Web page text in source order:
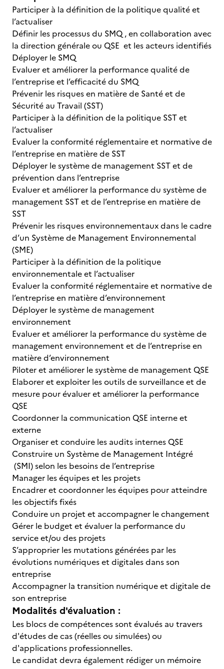
Participer à la définition de la politique qualité et
l’actualiser
Définir les processus du SMQ , en collaboration avec
la direction générale ou QSE et les acteurs identifiés
Déployer le SMQ
Evaluer et améliorer la performance qualité de
l’entreprise et l’efficacité du SMQ
Prévenir les risques en matière de Santé et de
Sécurité au Travail (SST)
Participer à la définition de la politique SST et
l’actualiser
Evaluer la conformité réglementaire et normative de
l’entreprise en matière de SST
Déployer le système de management SST et de
prévention dans l’entreprise
Evaluer et améliorer la performance du système de
management SST et de l’entreprise en matière de
SST
Prévenir les risques environnementaux dans le cadre
d’un Système de Management Environnemental
(SME)
Participer à la définition de la politique
environnementale et l’actualiser
Evaluer la conformité réglementaire et normative de
l’entreprise en matière d’environnement
Déployer le système de management
environnement
Evaluer et améliorer la performance du système de
management environnement et de l’entreprise en
matière d’environnement
Piloter et améliorer le système de management QSE
Elaborer et exploiter les outils de surveillance et de
mesure pour évaluer et améliorer la performance
QSE
Coordonner la communication QSE interne et
externe
Organiser et conduire les audits internes QSE
Construire un Système de Management Intégré
(SMI) selon les besoins de l’entreprise
Manager les équipes et les projets
Encadrer et coordonner les équipes pour atteindre
les objectifs fixés
Conduire un projet et accompagner le changement
Gérer le budget et évaluer la performance du
service et/ou des projets
S’approprier les mutations générées par les
évolutions numériques et digitales dans son
entreprise
Accompagner la transition numérique et digitale de
son entreprise
Modalités d'évaluation :
Les blocs de compétences sont évalués au travers
d'études de cas (réelles ou simulées) ou
d'applications professionnelles.
Le candidat devra également rédiger un mémoire